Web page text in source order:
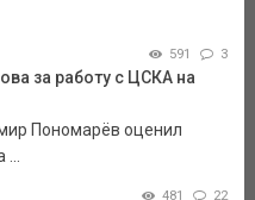
591 3
за работу с ЦСКА на
Пономарёв оценил
...
481 22